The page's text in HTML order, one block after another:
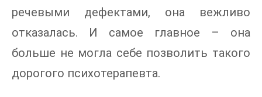
речевыми дефектами, она вежливо
отказалась. И самое главное – она
больше не могла себе позволить такого
дорогого психотерапевта.